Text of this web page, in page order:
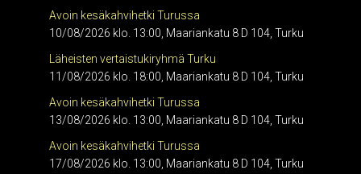
Avoin kesäkahvihetki Turussa
10/08/2026 klo. 13:00, Maariankatu 8 D 104, Turku
Läheisten vertaistukiryhmä Turku
11/08/2026 klo. 18:00, Maariankatu 8 D 104, Turku
Avoin kesäkahvihetki Turussa
13/08/2026 klo. 13:00, Maariankatu 8 D 104, Turku
Avoin kesäkahvihetki Turussa
17/08/2026 klo. 13:00, Maariankatu 8 D 104, Turku